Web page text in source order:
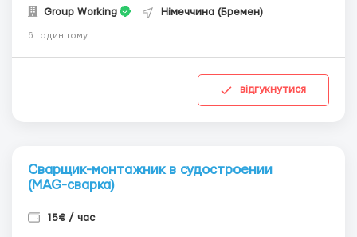
Group Working Німеччина (Бремен)
6 годин тому
відгукнутися
Сварщик-монтажник в судостроении
(MAG-сварка)
15€ / час